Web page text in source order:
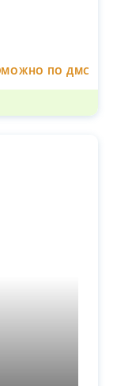
МОЖНО ПО ДМС